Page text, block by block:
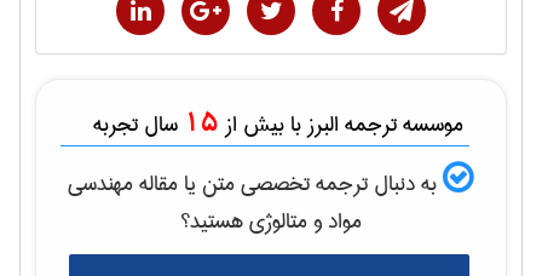
موسسه ترجمه البرز با بیش از 15 سال تجربه
به دنبال ترجمه تخصصی متن یا مقالهمهندسی
مواد و متالوژیهستید؟